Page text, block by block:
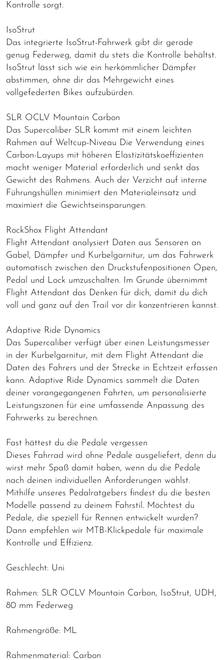
Kontrolle sorgt.
IsoStrut
Das integrierte IsoStrut-Fahrwerk gibt dir gerade
genug Federweg, damit du stets die Kontrolle behältst.
IsoStrut lässt sich wie ein herkömmlicher Dämpfer
abstimmen, ohne dir das Mehrgewicht eines
vollgefederten Bikes aufzubürden.
SLR OCLV Mountain Carbon
Das Supercaliber SLR kommt mit einem leichten
Rahmen auf Weltcup-Niveau Die Verwendung eines
Carbon-Layups mit höheren Elastizitätskoeffizienten
macht weniger Material erforderlich und senkt das
Gewicht des Rahmens. Auch der Verzicht auf interne
Führungshüllen minimiert den Materialeinsatz und
maximiert die Gewichtseinsparungen.
RockShox Flight Attendant
Flight Attendant analysiert Daten aus Sensoren an
Gabel, Dämpfer und Kurbelgarnitur, um das Fahrwerk
automatisch zwischen den Druckstufenpositionen Open,
Pedal und Lock umzuschalten. Im Grunde übernimmt
Flight Attendant das Denken für dich, damit du dich
voll und ganz auf den Trail vor dir konzentrieren kannst.
Adaptive Ride Dynamics
Das Supercaliber verfügt über einen Leistungsmesser
in der Kurbelgarnitur, mit dem Flight Attendant die
Daten des Fahrers und der Strecke in Echtzeit erfassen
kann. Adaptive Ride Dynamics sammelt die Daten
deiner vorangegangenen Fahrten, um personalisierte
Leistungszonen für eine umfassende Anpassung des
Fahrwerks zu berechnen.
Fast hättest du die Pedale vergessen
Dieses Fahrrad wird ohne Pedale ausgeliefert, denn du
wirst mehr Spaß damit haben, wenn du die Pedale
nach deinen individuellen Anforderungen wählst.
Mithilfe unseres Pedalratgebers findest du die besten
Modelle passend zu deinem Fahrstil. Möchtest du
Pedale, die speziell für Rennen entwickelt wurden?
Dann empfehlen wir MTB-Klickpedale für maximale
Kontrolle und Effizienz.
Geschlecht: Uni
Rahmen: SLR OCLV Mountain Carbon, IsoStrut, UDH,
80 mm Federweg
Rahmengröße: ML
Rahmenmaterial: Carbon